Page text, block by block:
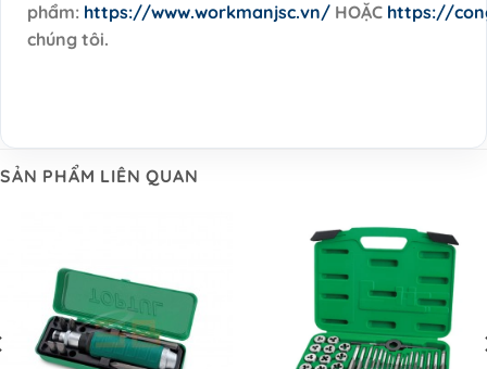
phẩm: https://www.workmanjsc.vn/ HOẶC https://
chúng tôi.
SẢN PHẨM LIÊN QUAN